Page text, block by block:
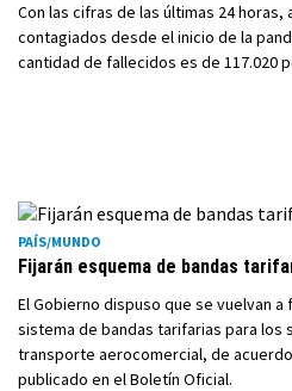
Con las cifras de las últimas 24 horas,
contagiados desde el inicio de la
cantidad de fallecidos es de 117.020
PAÍS/MUNDO
Fijarán esquema de bandas
El Gobierno dispuso que se vuelvan a
sistema de bandas tarifarias para
transporte aerocomercial, de
publicado en el Boletín Oficial.